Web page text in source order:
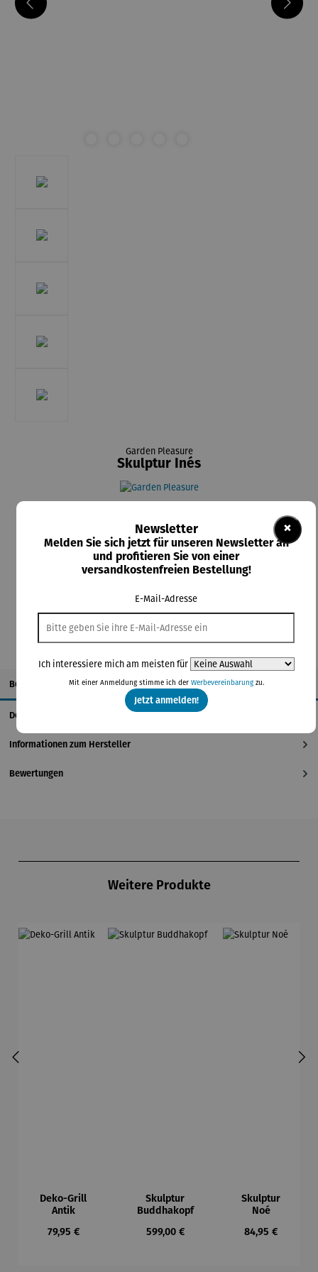
Garden Pleasure
Skulptur Inés
Preise inkl. MwSt. zzgl. Versandkosten
Lieferzeit: 3-4 Tage
In den Warenkorb
Beschreibung
Details
Informationen zum Hersteller
Bewertungen
Weitere Produkte
Deko-Grill
Antik
Regulärer Preis:
79,95 €
Skulptur
Buddhakopf
Regulärer Preis:
599,00 €
Skulptur
Noé
Regulärer Preis:
84,95 €
×
Newsletter
Melden Sie sich jetzt für unseren Newsletter an
und profitieren Sie von einer
versandkostenfreien Bestellung!
E-Mail-Adresse
Ich interessiere mich am meisten für
Mit einer Anmeldung stimme ich der Werbevereinbarungzu.
Jetzt anmelden!